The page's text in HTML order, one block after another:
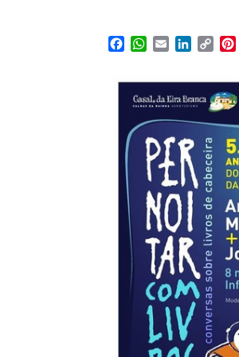
Facebook
WhatsApp
EmailLinkedIn
Copy